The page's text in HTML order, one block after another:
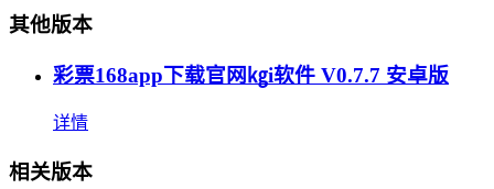
其他版本
彩票168app下载官网㎏i软件 V0.7.7 安卓版
详情
相关版本